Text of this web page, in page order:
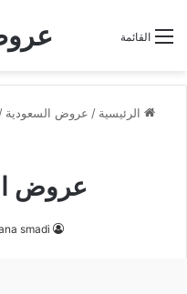
القائمة
الرئيسية / عروض السعودية /
عروض
smadi